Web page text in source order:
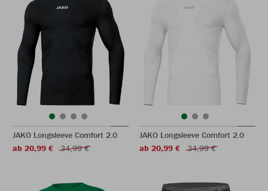
JAKO Longsleeve Comfort 2.0
ab 20,99 €
34,99 €
JAKO Longsleeve Comfort 2.0
ab 20,99 €
34,99 €